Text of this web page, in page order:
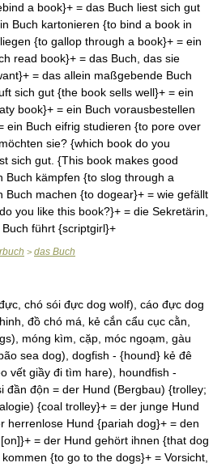
a book}+ = das Buch liest sich gut
Buch kartonieren {to bind a book in
{to gallop through a book}+ = ein
read book}+ = das Buch, das sie
= das allein maßgebende Buch
sich gut {the book sells well}+ = ein
book}+ = ein Buch vorausbestellen
ein Buch eifrig studieren {to pore over
sie? {which book do you
sich gut. {This book makes good
Buch kämpfen {to slog through a
Buch machen {to dogear}+ = wie gefällt
you like this book?}+ = die Sekretärin,
führt {scriptgirl}+
> das Buch
chó sói đực dog wolf), cáo đực dog
đồ chó má, kẻ cắn cẩu cục cằn,
móng kìm, cặp, móc ngoạm, gàu
sea dog), dogfish - {hound} kẻ đê
vết giầy đi tìm hare), houndfish -
đần độn = der Hund (Bergbau) {trolley;
{coal trolley}+ = der junge Hund
herrenlose Hund {pariah dog}+ = den
= der Hund gehört ihnen {that dog
{to go to the dogs}+ = Vorsicht,